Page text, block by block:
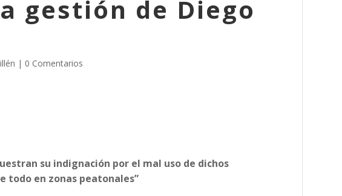
gestión de Diego
| 0 Comentarios
su indignación por el mal uso de dichos
todo en zonas peatonales”